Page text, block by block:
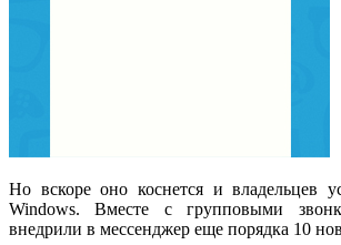
Но вскоре оно коснется и владельцев
Windows. Вместе с групповыми
внедрили в мессенджер еще порядка 10